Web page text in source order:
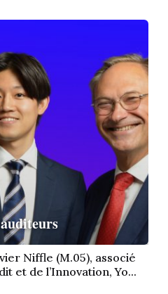
Niffle (M.05), associé
et de l’Innovation, Yo...